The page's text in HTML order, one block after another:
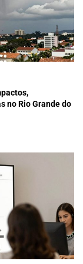
no Rio Grande do